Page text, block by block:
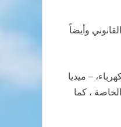
وأيضاً
– ميديا
، كما